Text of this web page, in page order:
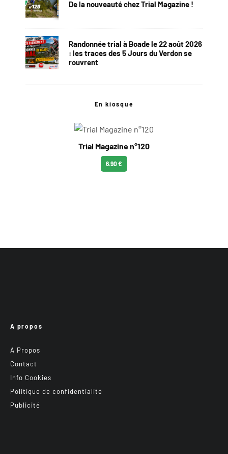
De la nouveauté chez Trial Magazine !
Randonnée trial à Boade le 22 août 2026
: les traces des 5 Jours du Verdon se
rouvrent
En kiosque
Trial Magazine n°120
6.90 €
A propos
A Propos
Contact
Info Cookies
Politique de confidentialité
Publicité